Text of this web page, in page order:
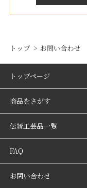
トップ お問い合わせ
トップページ
商品をさがす
伝統工芸品一覧
FAQ
お問い合わせ